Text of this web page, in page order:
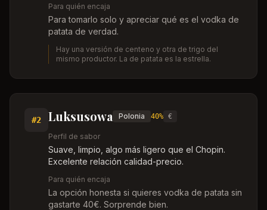
Para quién encaja
Para tomarlo solo y apreciar qué es el vodka de
patata de verdad.
Hay una versión de centeno y otra de trigo del
mismo productor. La de patata es la estrella.
#2 Luksusowa Polonia 40% €
Perfil de sabor
Suave, limpio, algo más ligero que el Chopin.
Excelente relación calidad-precio.
Para quién encaja
La opción honesta si quieres vodka de patata sin
gastarte 40€. Sorprende bien.